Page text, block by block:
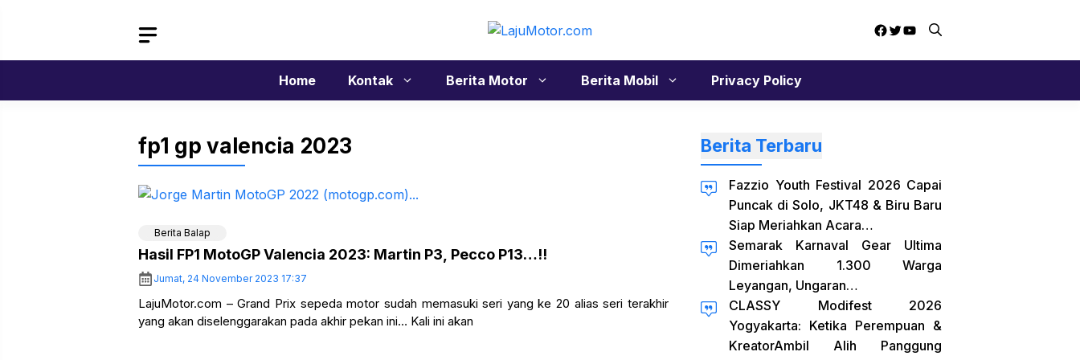
Facebook
Twitter
YouTube
Home Kontak Berita Motor Berita Mobil Privacy Policy
fp1 gp valencia 2023
Berita Balap
Hasil FP1 MotoGP Valencia 2023: Martin P3, Pecco P13…!!
Jumat, 24 November 2023 17:37
LajuMotor.com – Grand Prix sepeda motor sudah memasuki seri yang ke 20 alias seri terakhir
yang akan diselenggarakan pada akhir pekan ini… Kali ini akan
Berita Terbaru
Fazzio Youth Festival 2026 Capai
Puncak di Solo, JKT48 & Biru Baru
Siap Meriahkan Acara…
Semarak Karnaval Gear Ultima
Dimeriahkan 1.300 Warga
Leyangan, Ungaran…
CLASSY Modifest 2026
Yogyakarta: Ketika Perempuan &
KreatorAmbil Alih Panggung